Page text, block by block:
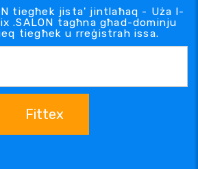
tiegħek jista' jintlaħaq - Uża l-
tagħna għad-dominju
tiegħek u rreġistrah issa.
Fittex